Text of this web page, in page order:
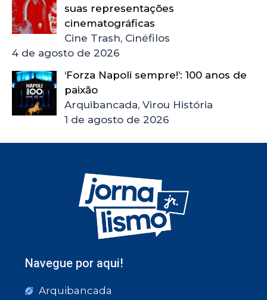
suas representações
cinematográficas
Cine Trash, Cinéfilos
4 de agosto de 2026
‘Forza Napoli sempre!’: 100 anos de
paixão
Arquibancada, Virou História
1 de agosto de 2026
Navegue por aqui!
Arquibancada